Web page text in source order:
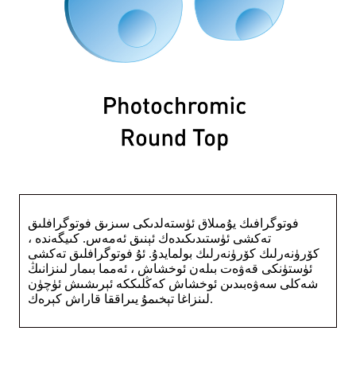
فوتوگرافىك يۇمىلاق ئۈستەلدىكى سىزىق فوتوگرافلىق
تەكشى ئۈستىدىكىدەك ئېنىق ئەمەس. كىيگەندە ،
كۆرۈنەرلىك كۆرۈنەرلىك بولمايدۇ. ئۇ فوتوگرافلىق تەكشى
ئۈستۈنكى قەۋەت بىلەن ئوخشاش ، ئەمما بىمار لىنزانىڭ
شەكلى سەۋەبىدىن ئوخشاش كەڭلىككە ئېرىشىش ئۈچۈن
لىنزاغا تېخىمۇ يىراققا قاراش كېرەك.